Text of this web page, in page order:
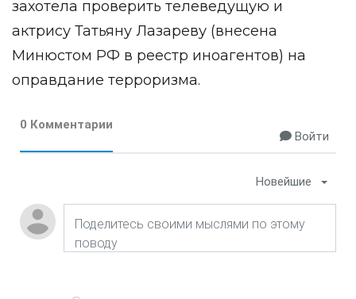
захотела проверить телеведущую и
актрису Татьяну Лазареву (внесена
Минюстом РФ в реестр иноагентов) на
оправдание терроризма.
0 Комментарии
Войти
Новейшие